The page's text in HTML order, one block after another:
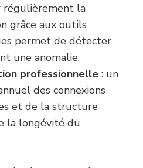
la
grâce aux outils
permet de détecter
une anomalie.
professionnelle : un
des connexions
et de la structure
la longévité du